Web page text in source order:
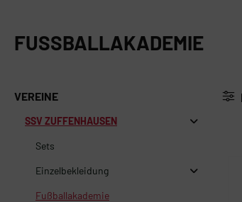
FUSSBALLAKADEMIE
VEREINE
SSV ZUFFENHAUSEN
Sets
Einzelbekleidung
Fußballakademie